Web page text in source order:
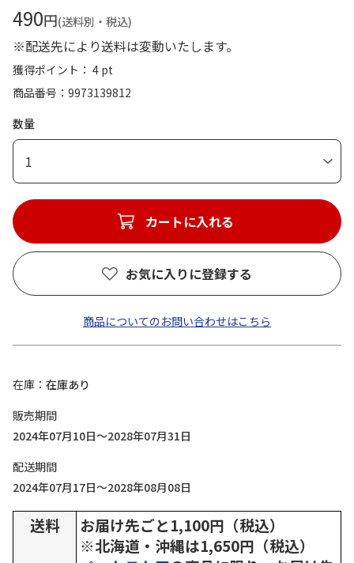
490円(送料別・税込)
※配送先により送料は変動いたします。
獲得ポイント： 4 pt
商品番号
9973139812
数量
1
カートに入れる
お気に入りに登録する
商品についてのお問い合わせはこちら
在庫
在庫あり
販売期間
2024年07月10日～2028年07月31日
配送期間
2024年07月17日～2028年08月08日
送料
お届け先ごと1,100円（税込）
※北海道・沖縄は1,650円（税込）